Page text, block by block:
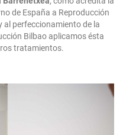
de España a Reproducción
al perfeccionamiento de la
Bilbao aplicamos ésta
tratamientos.